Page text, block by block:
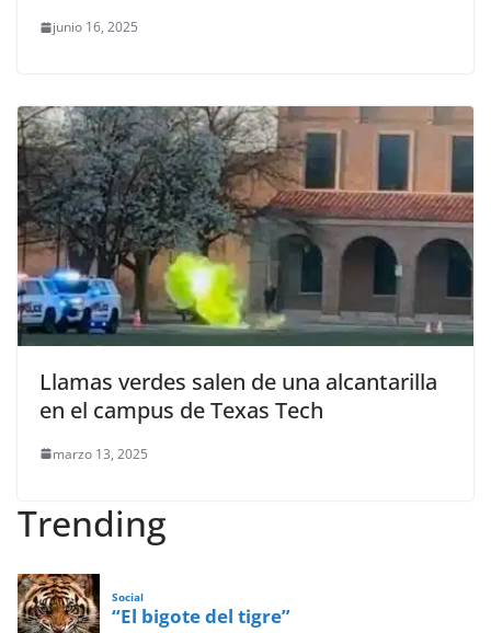
junio 16, 2025
Llamas verdes salen de una alcantarilla
en el campus de Texas Tech
marzo 13, 2025
Trending
Social
“El bigote del tigre”